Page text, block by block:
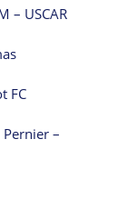
– USCAR
FC
–